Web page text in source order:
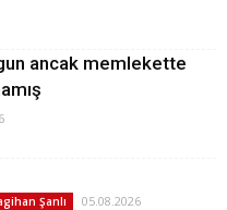
ancak memlekette
Şanlı 05.08.2026